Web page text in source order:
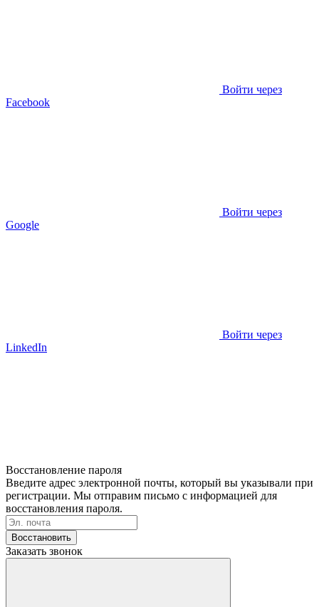
Войти через
Facebook
Войти через
Google
Войти через
LinkedIn
Восстановление пароля
Введите адрес электронной почты, который вы указывали при
регистрации. Мы отправим письмо с информацией для
восстановления пароля.
Восстановить
Заказать звонок